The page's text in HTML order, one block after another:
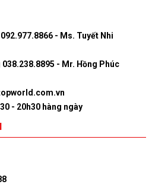
- Ms. Tuyết Nhi
- Mr. Hồng Phúc
- 20h30 hàng ngày